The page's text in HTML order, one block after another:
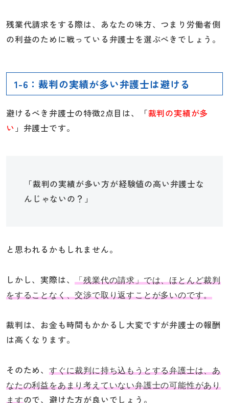
残業代請求をする際は、あなたの味方、つまり労働者側
の利益のために戦っている弁護士を選ぶべきでしょう。
1-6：裁判の実績が多い弁護士は避ける
避けるべき弁護士の特徴2点目は、「裁判の実績が多
い 」弁護士です。
「裁判の実績が多い方が経験値の高い弁護士な
んじゃないの？」
と思われるかもしれません。
しかし、実際は、「残業代の請求」では、ほとんど裁判
をすることなく、交渉で取り返すことが多いのです。
裁判は、お金も時間もかかるし大変ですが弁護士の報酬
は高くなります。
そのため、
すぐに裁判に持ち込もうとする弁護士は、あ
なたの利益をあまり考えていない弁護士の可能性があり
ますので、避けた方が良いでしょう。